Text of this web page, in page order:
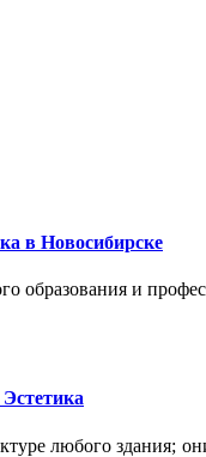
в Новосибирске
образования и
любого здания;